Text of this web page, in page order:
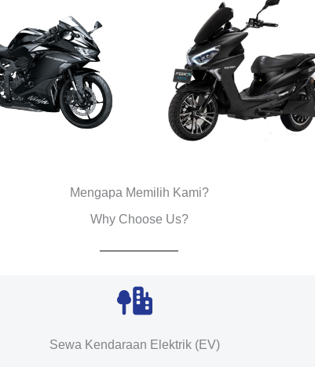
Mengapa Memilih Kami?
Why Choose Us?
Sewa Kendaraan Elektrik (EV)